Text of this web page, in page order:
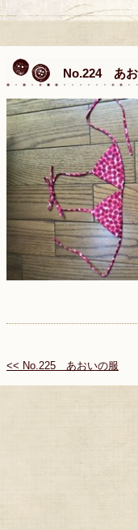
No.224 あ
<< No.225 あおいの服